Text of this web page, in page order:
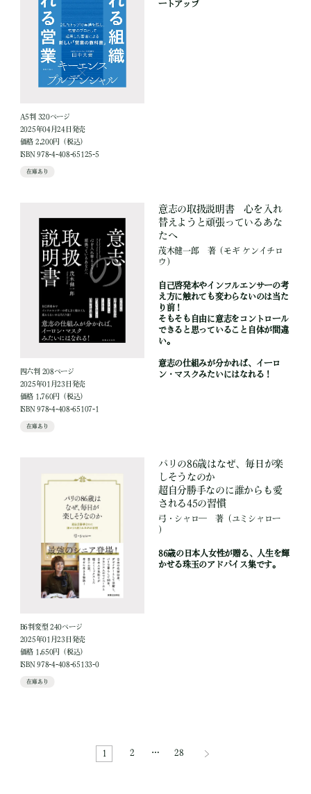
A5判 320ページ
2025年04月24日発売
価格 2,200円（税込）
ISBN 978-4-408-65125-5
在庫あり
ートアップ
四六判 208ページ
2025年01月23日発売
価格 1,760円（税込）
ISBN 978-4-408-65107-1
在庫あり
意志の取扱説明書 心を入れ
替えようと頑張っているあな
たへ
茂木健一郎 著（モギ ケンイチロ
ウ）
自己啓発本やインフルエンサーの考
え方に触れても変わらないのは当た
り前！
そもそも自由に意志をコントロール
できると思っていること自体が間違
い。
意志の仕組みが分かれば、イーロ
ン・マスクみたいにはなれる！
B6判変型 240ページ
2025年01月23日発売
価格 1,650円（税込）
ISBN 978-4-408-65133-0
在庫あり
パリの86歳はなぜ、毎日が楽
しそうなのか
超自分勝手なのに誰からも愛
される45の習慣
弓・シャロ― 著（ユミシャロー
）
86歳の日本人女性が贈る、人生を輝
かせる珠玉のアドバイス集です。
1 2 … 28